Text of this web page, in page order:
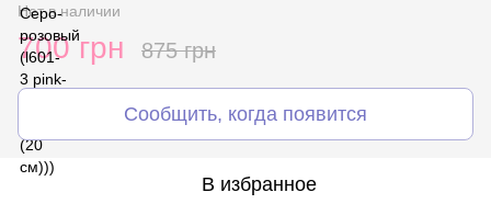
Нет в наличии
700 грн 875 грн
Сообщить, когда появится
В избранное